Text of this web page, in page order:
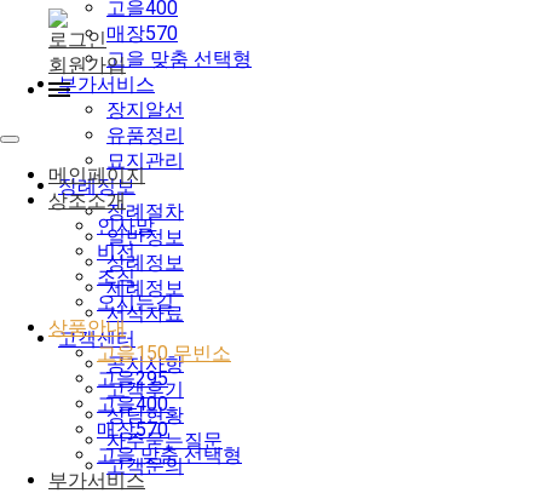
로그인
회원가입
메인페이지
상조소개
인사말
비전
조직
오시는길
상품안내
고을150 무빈소
고을295
고을400
매장570
고을 맞춤 선택형
부가서비스
고을400
매장570
고을 맞춤 선택형
부가서비스
장지알선
유품정리
묘지관리
장례정보
장례절차
일반정보
상례정보
제례정보
서식자료
고객센터
공지사항
고객후기
상담현황
자주묻는질문
고객문의